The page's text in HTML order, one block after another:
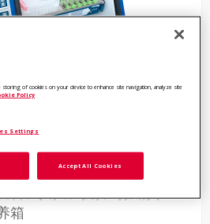
Incubator
能振荡式培养
转、摇摆、搅拌与振荡于
箱
storing of cookies on your device to enhance site navigation, analyze site
Policy
Settings
Accept All Cookies